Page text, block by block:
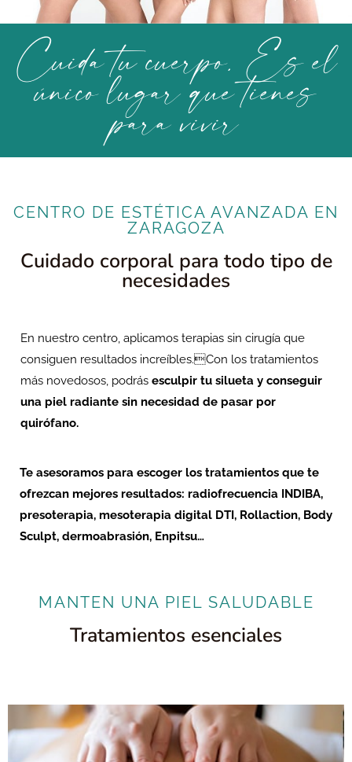
Cuida tu cuerpo. Es el
único lugar que tienes
para vivir
CENTRO DE ESTÉTICA AVANZADA EN
ZARAGOZA
Cuidado corporal para todo tipo de
necesidades
En nuestro centro, aplicamos terapias sin cirugía que
consiguen resultados increíbles.Con los tratamientos
más novedosos, podrás esculpir tu silueta y conseguir
una piel radiante sin necesidad de pasar por
quirófano.
Te asesoramos para escoger los tratamientos que te
ofrezcan mejores resultados: radiofrecuencia INDIBA,
presoterapia, mesoterapia digital DTI, Rollaction, Body
Sculpt, dermoabrasión, Enpitsu…
MANTEN UNA PIEL SALUDABLE
Tratamientos esenciales